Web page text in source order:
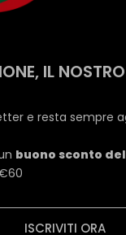
IL
e resta sempre
buono sconto del
ISCRIVITI ORA